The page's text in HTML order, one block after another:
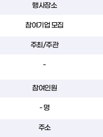
행사장소
참여기업 모집
주최/주관
-
참여인원
- 명
주소